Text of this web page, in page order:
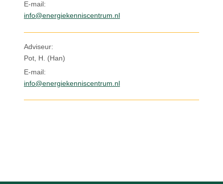
E-mail:
info@energiekenniscentrum.nl
Adviseur:
Pot, H. (Han)
E-mail:
info@energiekenniscentrum.nl